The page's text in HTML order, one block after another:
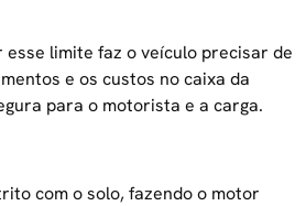
limite faz o veículo precisar de
e os custos no caixa da
para o motorista e a carga.
com o solo, fazendo o motor